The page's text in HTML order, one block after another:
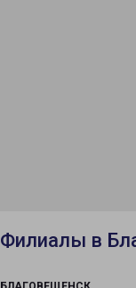
Филиалы в